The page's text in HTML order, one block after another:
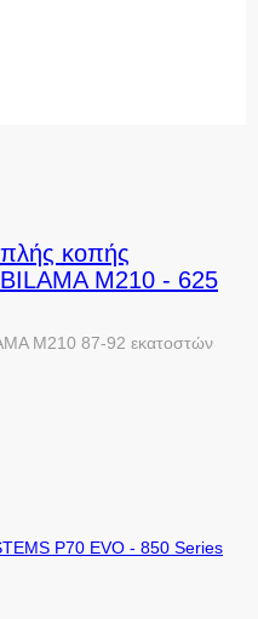
κοπής
BILAMA M210 - 625
M210 87-92 εκατοστών